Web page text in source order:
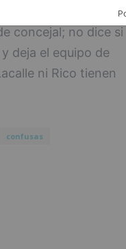
de Fernando
concejal; no dice si
deja el equipo de
ni Rico tienen
confusas